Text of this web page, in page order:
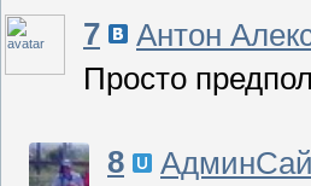
7 Антон
Просто
8